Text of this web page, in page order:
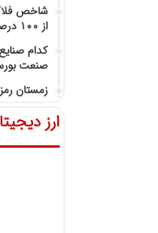
از ۱۰۰ درصد عبور کرد؛ ایلام دوباره صدرنشین شد + اینفوگرافی
صنعت
زمستان
ارز